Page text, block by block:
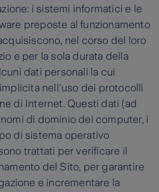
i sistemi informatici e le
preposte al funzionamento
nel corso del loro
e per la sola durata della
dati personali la cui
nell'uso dei protocolli
di Internet. Questi dati (ad
nomi di dominio dei computer, i
di sistema operativo
trattati per verificare il
del Sito, per garantire
e incrementare la